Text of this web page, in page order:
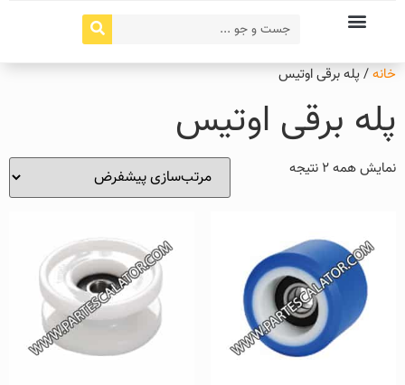
خانه/ پله برقی اوتیس
پله برقی اوتیس
نمایش همه 2 نتیجه